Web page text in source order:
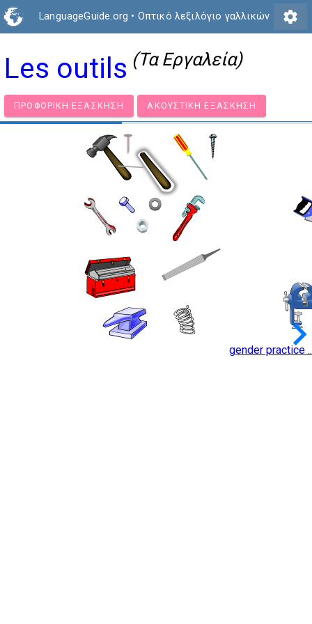
LanguageGuide.org • Οπτικό λεξιλόγιο γαλλικών settings
Les outils (Τα Εργαλεία)
ΠΡΟΦΟΡΙΚΉ ΕΞΆΣΚΗΣΗ ΑΚΟΥΣΤΙΚΉ ΕΞΆΣΚΗΣΗ
gender practice ..